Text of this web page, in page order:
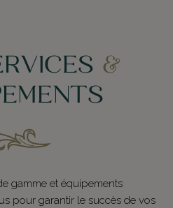
&
gamme et équipements
pour garantir le succès de vos